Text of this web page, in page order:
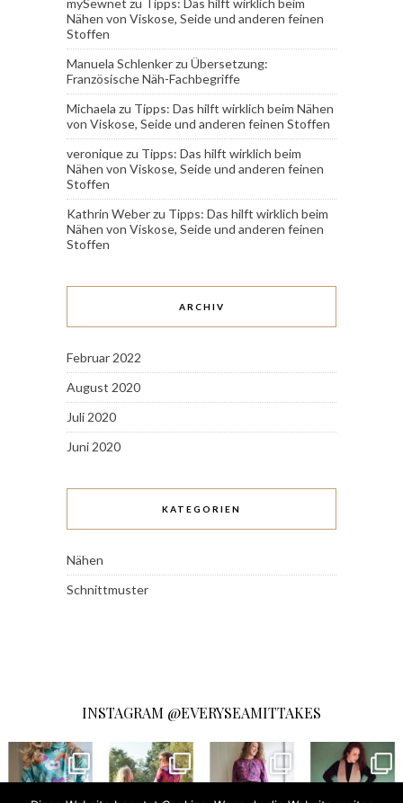
mySewnet zu Tipps: Das hilft wirklich beim
Nähen von Viskose, Seide und anderen feinen
Stoffen
Manuela Schlenkerzu Übersetzung:
Französische Näh-Fachbegriffe
Michaela zu Tipps: Das hilft wirklich beim Nähen
von Viskose, Seide und anderen feinen Stoffen
veroniquezu Tipps: Das hilft wirklich beim
Nähen von Viskose, Seide und anderen feinen
Stoffen
Kathrin Weberzu Tipps: Das hilft wirklich beim
Nähen von Viskose, Seide und anderen feinen
Stoffen
ARCHIV
Februar 2022
August 2020
Juli 2020
Juni 2020
KATEGORIEN
Nähen
Schnittmuster
INSTAGRAM @EVERYSEAMITTAKES